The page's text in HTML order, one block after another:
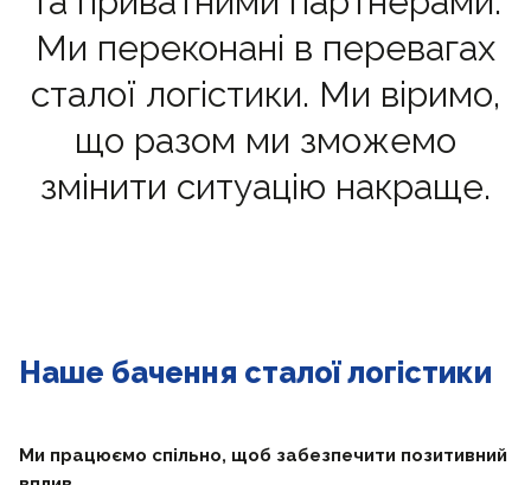
Ми переконані в перевагах
сталої логістики. Ми віримо,
що разом ми зможемо
змінити ситуацію накраще.
Наше бачення сталої логістики
Ми працюємо спільно, щоб забезпечити позитивний